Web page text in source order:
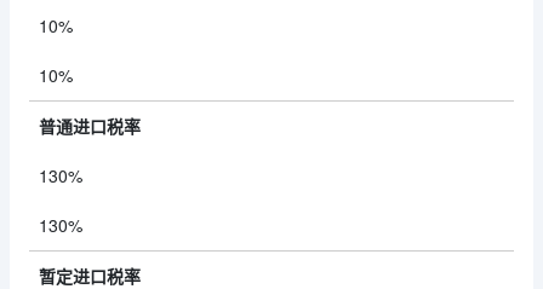
10%
10%
普通进口税率
130%
130%
暂定进口税率